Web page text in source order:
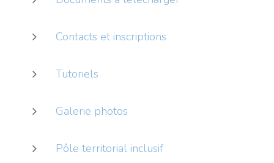
Contacts et inscriptions
Tutoriels
Galerie photos
Pôle territorial inclusif